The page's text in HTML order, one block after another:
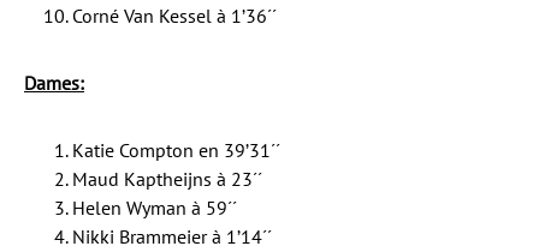
Corné Van Kessel à 1’36´´
Dames:
Katie Compton en 39’31´´
Maud Kaptheijns à 23´´
Helen Wyman à 59´´
Nikki Brammeier à 1’14´´